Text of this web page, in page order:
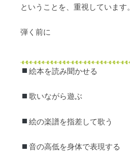
ということを、重視しています。
弾く前に
絵本を読み聞かせる
歌いながら遊ぶ
絵の楽譜を指差して歌う
音の高低を身体で表現する